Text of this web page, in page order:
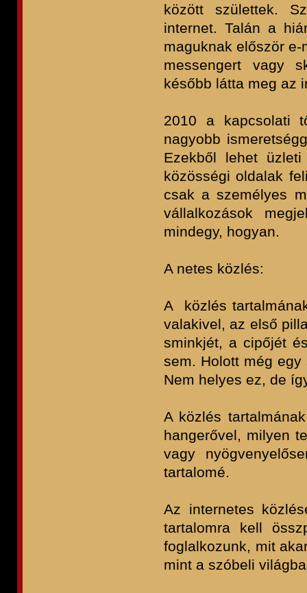
között születtek.
internet. Talán a
maguknak először
messengert vagy
később látta meg az
2010 a kapcsolati
nagyobb
Ezekből lehet
közösségi oldalak
csak a személyes
vállalkozások
mindegy, hogyan.
A netes közlés:
A közlés
valakivel, az első
sminkjét, a cipőjét
sem. Holott még
Nem helyes ez, de
A közlés
hangerővel, milyen
vagy
tartalomé.
Az internetes
tartalomra kell
foglalkozunk, mit
mint a szóbeli